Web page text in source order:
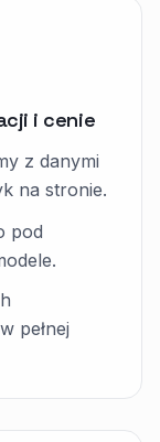
i cenie
z danymi
na stronie.
pod
pełnej